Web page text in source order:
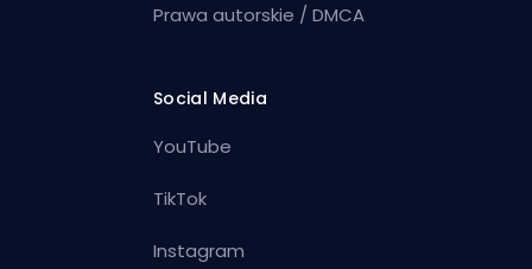
Prawa autorskie / DMCA
Social Media
YouTube
TikTok
Instagram